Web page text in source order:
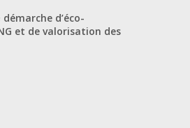
démarche d’éco-
et de valorisation des